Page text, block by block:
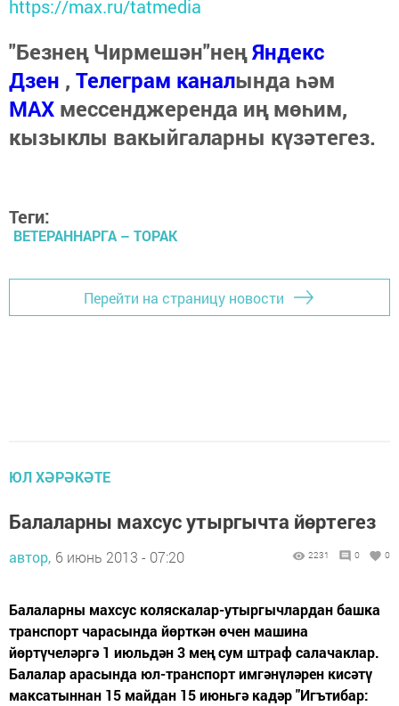
https://max.ru/tatmedia
"Безнең Чирмешән"неңЯндекс
Дзен , Телеграм каналында һәм
МАХ мессенджеренда иң мөһим,
кызыклы вакыйгаларны күзәтегез.
Теги:
ВЕТЕРАННАРГА – ТОРАК
Перейти на страницу новости
ЮЛ ХӘРӘКӘТЕ
Балаларны махсус утыргычта йөртегез
автор, 6 июнь 2013 - 07:20 2231 0 0
Балаларны махсус коляскалар-утыргычлардан башка
транспорт чарасында йөрткән өчен машина
йөртүчеләргә 1 июльдән 3 мең сум штраф салачаклар.
Балалар арасында юл-транспорт имгәнүләрен кисәтү
максатыннан 15 майдан 15 июньгә кадәр "Игътибар: